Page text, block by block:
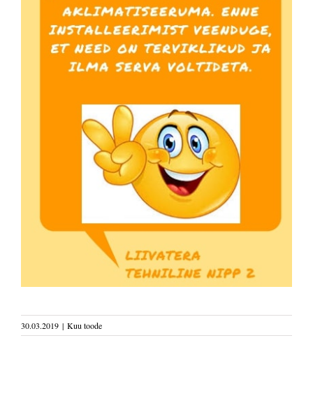
30.03.2019 | Kuu toode